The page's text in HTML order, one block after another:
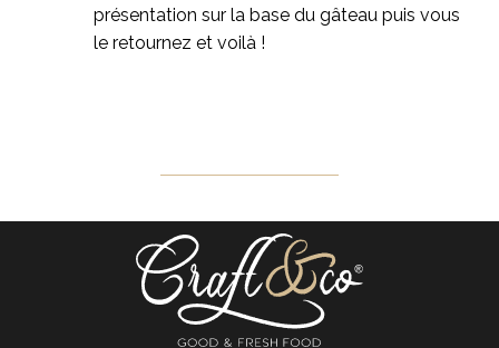
présentation sur la base du gâteau puis vous
le retournez et voilà !